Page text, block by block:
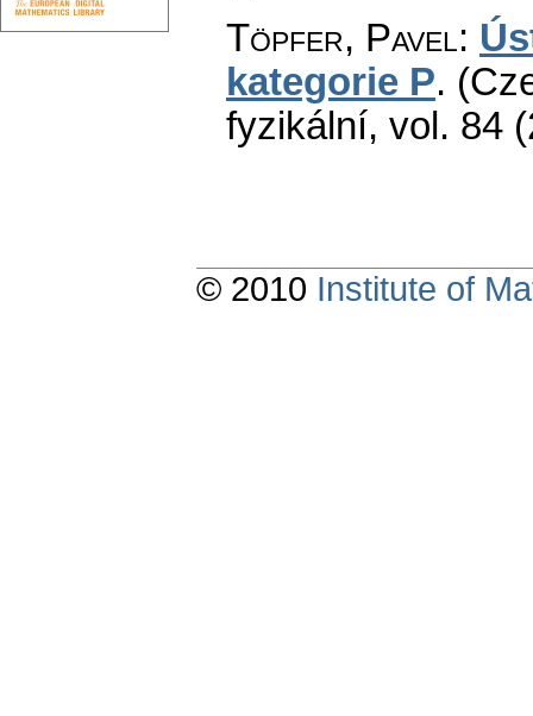
Töpfer, Pavel:
kategorie P.
fyzikální, vol. 84
© 2010 Institute of